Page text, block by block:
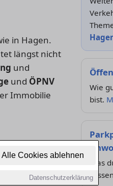
Alle Cookies ablehnen
Datenschutzerklärung
in Hagen.
längst nicht
und
und ÖPNV
Immobilie
Bus oder gut
Wie
bist.
Was